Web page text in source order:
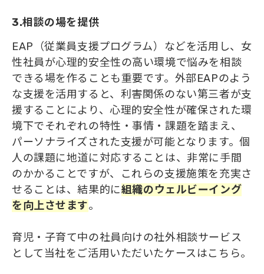
3.相談の場を提供
EAP（従業員支援プログラム）などを活用し、女
性社員が心理的安全性の高い環境で悩みを相談
できる場を作ることも重要です。外部EAPのよう
な支援を活用すると、利害関係のない第三者が支
援することにより、心理的安全性が確保された環
境下でそれぞれの特性・事情・課題を踏まえ、
パーソナライズされた支援が可能となります。個
人の課題に地道に対応することは、非常に手間
のかかることですが、これらの支援施策を充実さ
せることは、結果的に組織のウェルビーイング
を向上させます。
育児・子育て中の社員向けの社外相談サービス
として当社をご活用いただいたケースはこちら。